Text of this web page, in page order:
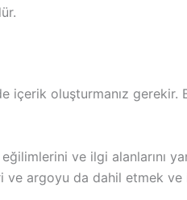
içerik oluşturmanız
ve ilgi alanlarını
ve argoyu da dahil etmek